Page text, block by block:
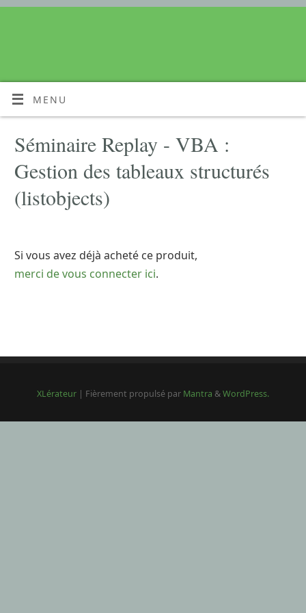
MENU
Séminaire Replay - VBA :
Gestion des tableaux structurés
(listobjects)
Si vous avez déjà acheté ce produit,
merci de vous connecter ici.
XLérateur | Fièrement propulsé par Mantra &WordPress.